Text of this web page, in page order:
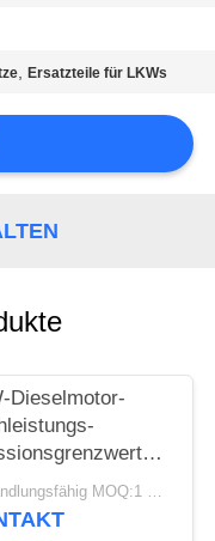
,Ersatzteile für LKWs
Dieselmotor-
WD615.47
Verhandlungsfähig MOQ:1 EINHEIT